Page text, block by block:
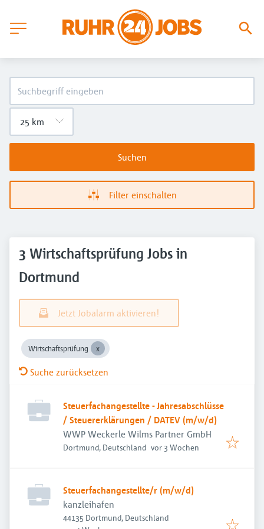
Suchen
Filter einschalten
3 Wirtschaftsprüfung Jobs in
Dortmund
Jetzt Jobalarm aktivieren!
Wirtschaftsprüfung
Suche zurücksetzen
Steuerfachangestellte - Jahresabschlüsse
/ Steuererklärungen / DATEV (m/w/d)
WWP Weckerle Wilms Partner GmbH
Dortmund, Deutschland Veröffentlicht
vor 3 Wochen
Steuerfachangestellte/r (m/w/d)
kanzleihafen
44135 Dortmund, Deutschland